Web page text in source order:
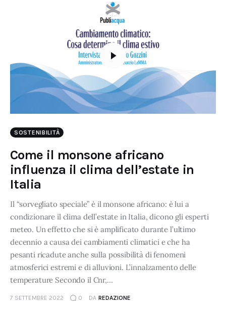
SOSTENIBILITÀ
Come il monsone africano
influenza il clima dell’estate in
Italia
Il “sorvegliato speciale” è il monsone africano: è lui a
condizionare il clima dell’estate in Italia, dicono gli esperti
meteo. Un effetto che si è amplificato durante l’ultimo
decennio a causa dei cambiamenti climatici e che ha
pesanti ricadute anche sulla possibilità di fenomeni
atmosferici estremi e di alluvioni. L’innalzamento delle
temperature Secondo il Cnr,…
7 SETTEMBRE 2022 0 DA REDAZIONE